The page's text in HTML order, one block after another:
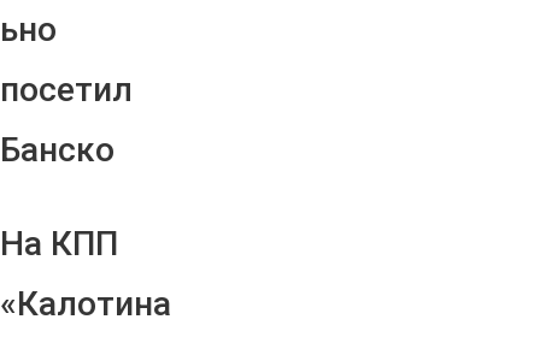
ьно
посетил
Банско
На КПП
«Калотина